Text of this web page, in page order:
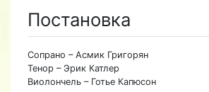
Постановка
Сопрано – Асмик Григорян
Тенор – Эрик Катлер
Виолончель – Готье Капюсон